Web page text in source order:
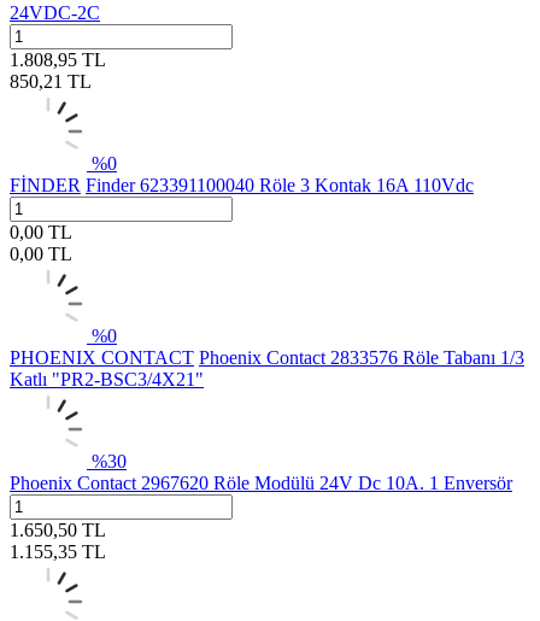
24VDC-2C
1.808,95 TL
850,21 TL
%0
FİNDER Finder 623391100040 Röle 3 Kontak 16A 110Vdc
0,00 TL
0,00 TL
%0
PHOENIX CONTACT Phoenix Contact 2833576 Röle Tabanı 1/3
Katlı "PR2-BSC3/4X21"
%30
Phoenix Contact 2967620 Röle Modülü 24V Dc 10A. 1 Enversör
1.650,50 TL
1.155,35 TL